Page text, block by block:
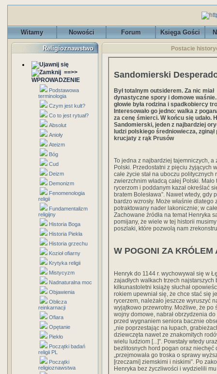
Witamy Nowości Forum Księga Gości
Religioznawstwo
==>>
WPROWADZENIE
Podstawowa
terminologia
Czym jest kult?
Co to jest rytuał?
Absolut
Anioły
Ateizm
Bóg
Cud
Deizm
Demonizm
Fenomenologia
religii
Fundamentalizm
religijny
Historia Boga
Historia Piekła
Historia grzechu
Kozioł ofiarny
Krytyka religii
Mistycyzm
Nadnaturalna moc
Objawienia
Oblicza
reinkarnacji
Ofiara
Opętanie
Piekło
Początki badań
religii PL
Początki
religioznawstwa
Postacie
Sandomierski
Był totalnym outsiderem. Za nic miał
dynastyczne spory i domowe
głowie była rodzina i spadkobiercy
Interesowało go jedno: walka z
za cenę śmierci. W końcu się udało.
Sandomierski, jeden z najbardziej
ludzi polskiego średniowiecza, zginął
krucjaty z rąk Prusów
To jedna z najbardziej tajemniczych, a
Polski. Przedostatni z pięciu żyjących
całe życie stał na uboczu
zwierzchnim władcą całej Polski.
rycerzom i poddanym kazał określać
bratem Bolesława”. Nawet wtedy,
bardzo wzrosły. Może właśnie
potraktowany nader lakonicznie; w
Zachowane źródła na temat Henryka
pomijany, że wiele w tej historii
poszlaki, które pozwolą nam
W POGONI ZA KRÓLEM
Henryk do 1144 r. wychowywał się w
zajadłych walkach trzech najstarszych
kilkunastoletni książę słuchał
rokiem upewniał się, że chce stać się
rycerzem, należało jeszcze wyruszyć
wyjątkowo przewrotny. Możliwe, że po
wojny domowe, nabrał obrzydzenia
przed wygnaniem seniora bacznie
„nie poprzestając na łupach,
dziewczęta nawet ze znakomitych
wielu ludziom [...]”. Powstały wtedy
bezlitosnych hord pogan oraz niechęć
„przejmowała go troska o sprawy
[rzeczami] ziemskimi i niskimi”. Po
Henryka bez życzliwości i wydzielili